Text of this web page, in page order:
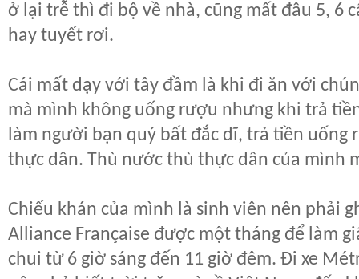
ở lại trễ thì đi bộ về nhà, cũng mất đâu 5, 6
hay tuyết rơi.
Cái mất dạy với tây đầm là khi đi ăn với
mà mình không uống rượu nhưng khi trả
làm người bạn quý bất đắc dĩ, trả tiền uống
thực dân. Thù nước thù thực dân của mình
Chiếu khán của mình là sinh viên nên phải
Alliance Française được một tháng để làm
chui từ 6 giờ sáng đến 11 giờ đêm. Đi xe